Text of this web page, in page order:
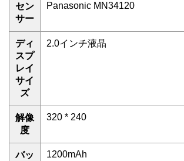
セン
サー
Panasonic MN34120
ディ
スプ
レイ
サイ
ズ
2.0インチ液晶
解像
度
320 * 240
バッ
1200mAh